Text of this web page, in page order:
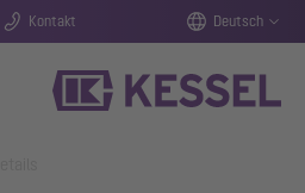
Kontakt Deutsch